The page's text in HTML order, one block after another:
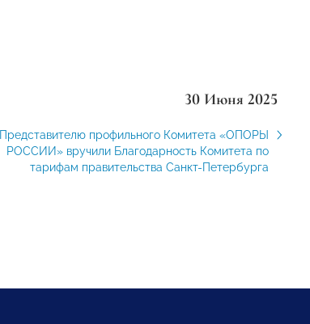
30 Июня 2025
Представителю профильного Комитета «ОПОРЫ
РОССИИ» вручили Благодарность Комитета по
тарифам правительства Санкт-Петербурга